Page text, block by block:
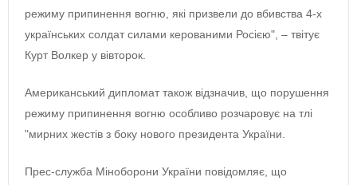
режиму припинення вогню, які призвели до вбивства 4-х
українських солдат силами керованими Росією", – твітує
Курт Волкер у вівторок.
Американський дипломат також відзначив, що порушення
режиму припинення вогню особливо розчаровує на тлі
"мирних жестів з боку нового президента України.
Прес-служба Міноборони України повідомляє, що